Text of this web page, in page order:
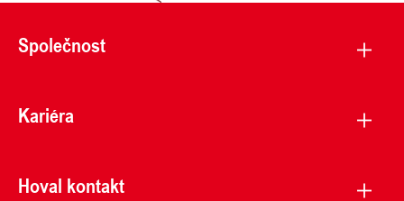
Společnost
Kariéra
Hoval kontakt